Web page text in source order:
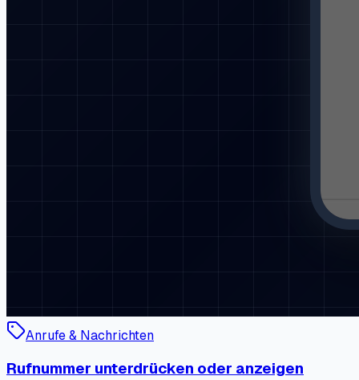
Anrufe & Nachrichten
Rufnummer unterdrücken oder anzeigen